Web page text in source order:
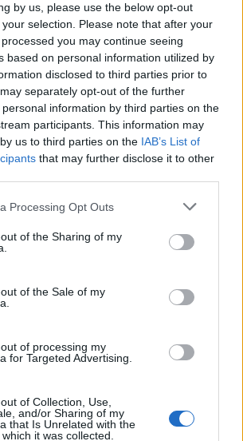
by us, please use the below opt-out
selection. Please note that after your
you may continue seeing
based on personal information utilized by
disclosed to third parties prior to
separately opt-out of the further
information by third parties on the
participants. This information may
us to third parties on the IAB’s List of
that may further disclose it to other
Processing Opt Outs
of the Sharing of my
of the Sale of my
of processing my
for Targeted Advertising.
of Collection, Use,
and/or Sharing of my
that Is Unrelated with the
it was collected.
στους 18°C μπορεί να βλάψει
σας αυτό το καλοκαίρι
πρέπει να έχει το φορητό
τον τοίχο για μέγιστη